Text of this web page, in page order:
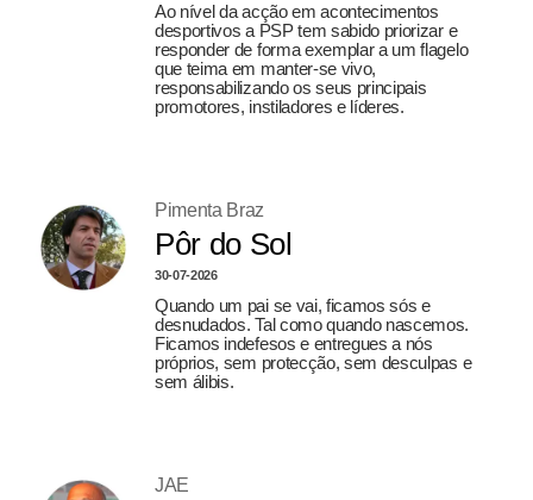
Ao nível da acção em acontecimentos
desportivos a PSP tem sabido priorizar e
responder de forma exemplar a um flagelo
que teima em manter-se vivo,
responsabilizando os seus principais
promotores, instiladores e líderes.
Pimenta Braz
Pôr do Sol
30-07-2026
Quando um pai se vai, ficamos sós e
desnudados. Tal como quando nascemos.
Ficamos indefesos e entregues a nós
próprios, sem protecção, sem desculpas e
sem álibis.
JAE